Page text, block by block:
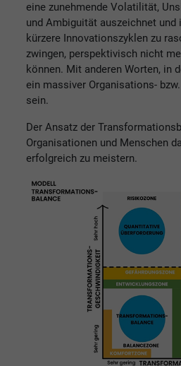
eine zunehmende Volatilität,
und Ambiguität auszeichnet
kürzere Innovationszyklen zu
zwingen, perspektivisch nicht
können. Mit anderen Worten, in
ein massiver Organisations-
sein.
Der Ansatz der
Organisationen und Menschen
erfolgreich zu meistern.